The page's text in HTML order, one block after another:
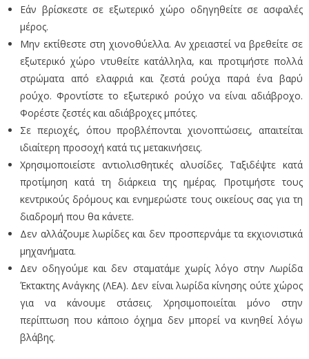
Εάν βρίσκεστε σε εξωτερικό χώρο οδηγηθείτε σε ασφαλές
μέρος.
Μην εκτίθεστε στη χιονοθύελλα. Αν χρειαστεί να βρεθείτε σε
εξωτερικό χώρο ντυθείτε κατάλληλα, και προτιμήστε πολλά
στρώματα από ελαφριά και ζεστά ρούχα παρά ένα βαρύ
ρούχο. Φροντίστε το εξωτερικό ρούχο να είναι αδιάβροχο.
Φορέστε ζεστές και αδιάβροχες μπότες.
Σε περιοχές, όπου προβλέπονται χιονοπτώσεις, απαιτείται
ιδιαίτερη προσοχή κατά τις μετακινήσεις.
Χρησιμοποιείστε αντιολισθητικές αλυσίδες. Ταξιδέψτε κατά
προτίμηση κατά τη διάρκεια της ημέρας. Προτιμήστε τους
κεντρικούς δρόμους και ενημερώστε τους οικείους σας για τη
διαδρομή που θα κάνετε.
Δεν αλλάζουμε λωρίδες και δεν προσπερνάμε τα εκχιονιστικά
μηχανήματα.
Δεν οδηγούμε και δεν σταματάμε χωρίς λόγο στην Λωρίδα
Έκτακτης Ανάγκης (ΛΕΑ). Δεν είναι λωρίδα κίνησης ούτε χώρος
για να κάνουμε στάσεις. Χρησιμοποιείται μόνο στην
περίπτωση που κάποιο όχημα δεν μπορεί να κινηθεί λόγω
βλάβης.